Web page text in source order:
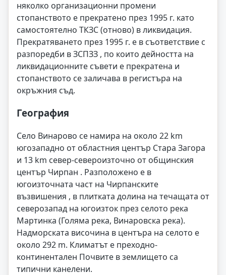
няколко организационни промени
стопанството е прекратено през 1995 г. като
самостоятелно ТКЗС (отново) в ликвидация.
Прекратяването през 1995 г. е в съответствие с
разпоредби в ЗСПЗЗ , по които дейността на
ликвидационните съвети е прекратена и
стопанството се заличава в регистъра на
окръжния съд.
География
Село Винарово се намира на около 22 km
югозападно от областния център Стара Загора
и 13 km север-североизточно от общинския
център Чирпан . Разположено е в
югоизточната част на Чирпанските
възвишения , в плитката долина на течащата от
северозапад на югоизток през селото река
Мартинка (Голяма река, Винаровска река).
Надморската височина в центъра на селото е
около 292 m. Климатът е преходно-
континентален Почвите в землището са
типични канелени.